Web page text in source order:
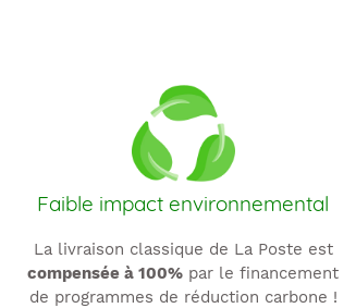
Faible impact environnemental
La livraison classique de La Poste est
compensée à 100% par le financement
de programmes de réduction carbone !